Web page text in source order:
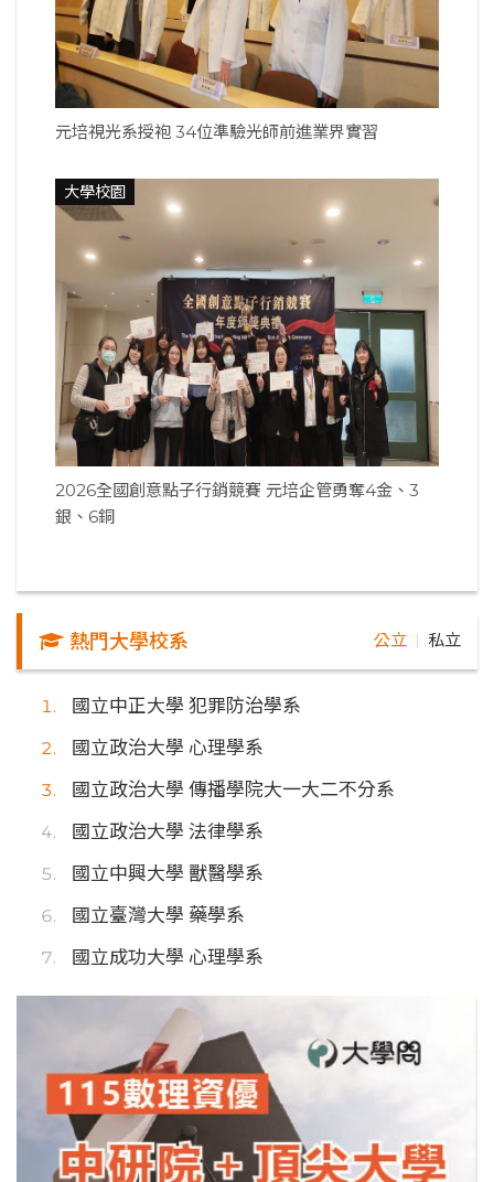
元培視光系授袍 34位準驗光師前進業界實習
大學校園
2026全國創意點子行銷競賽 元培企管勇奪4金、3
銀、6銅
熱門大學校系 公立 私立
國立中正大學 犯罪防治學系
國立政治大學 心理學系
國立政治大學 傳播學院大一大二不分系
國立政治大學 法律學系
國立中興大學 獸醫學系
國立臺灣大學 藥學系
國立成功大學 心理學系